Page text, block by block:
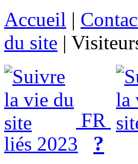
Accueil |
du site |
FR
liés 2023
?